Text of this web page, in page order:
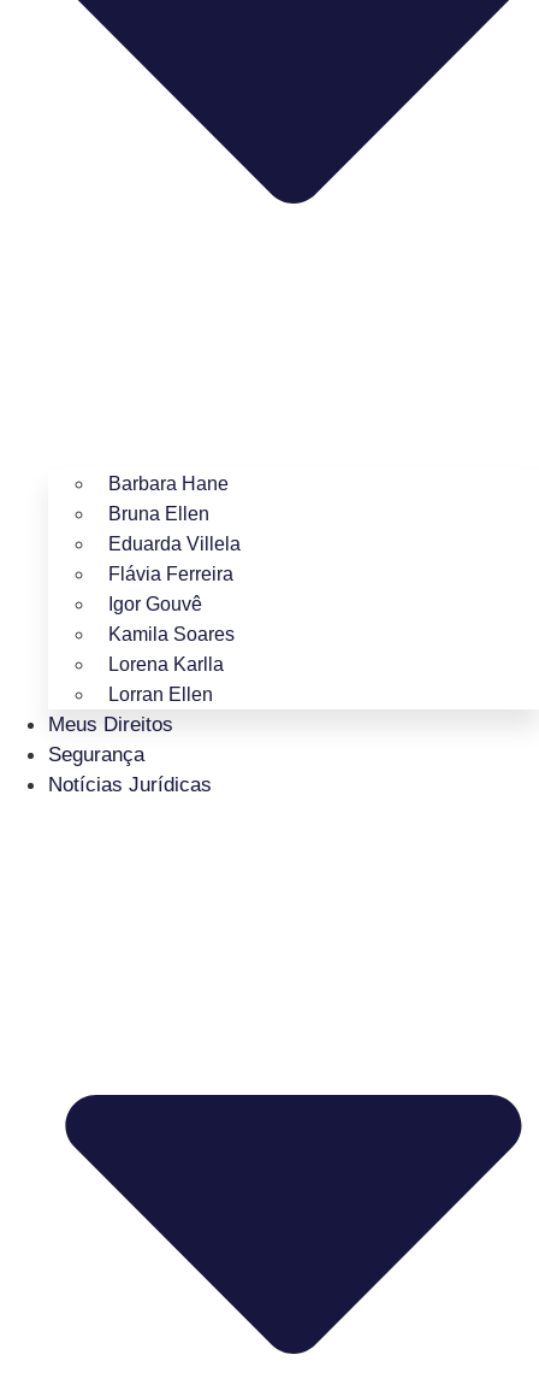
Barbara Hane
Bruna Ellen
Eduarda Villela
Flávia Ferreira
Igor Gouvê
Kamila Soares
Lorena Karlla
Lorran Ellen
Meus Direitos
Segurança
Notícias Jurídicas